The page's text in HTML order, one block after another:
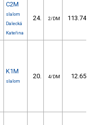
C2M
slalom
Dalecká
Kateřina
24. 2/DM 113.74
K1M
slalom
20. 4/DM 12.65